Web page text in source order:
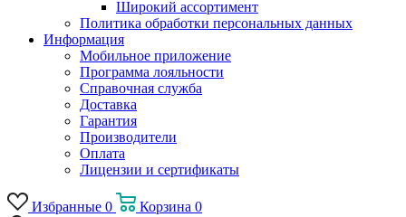
Широкий ассортимент
Политика обработки персональных данных
Информация
Мобильное приложение
Программа лояльности
Справочная служба
Доставка
Гарантия
Производители
Оплата
Лицензии и сертификаты
Избранные 0 Корзина 0